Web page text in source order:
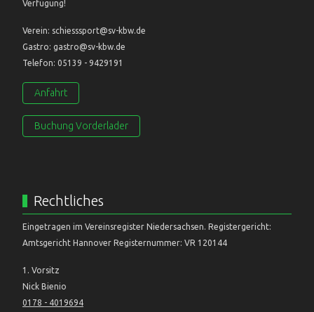
Verfügung!
Verein: schiesssport@sv-kbw.de
Gastro: gastro@sv-kbw.de
Telefon: 05139 - 9429191
Anfahrt
Buchung Vorderlader
Rechtliches
Eingetragen im Vereinsregister Niedersachsen. Registergericht:
Amtsgericht Hannover Registernummer: VR 120144
1. Vorsitz
Nick Bienio
0178 - 4019694